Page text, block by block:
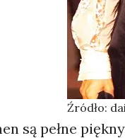
Źródło:
są pełne